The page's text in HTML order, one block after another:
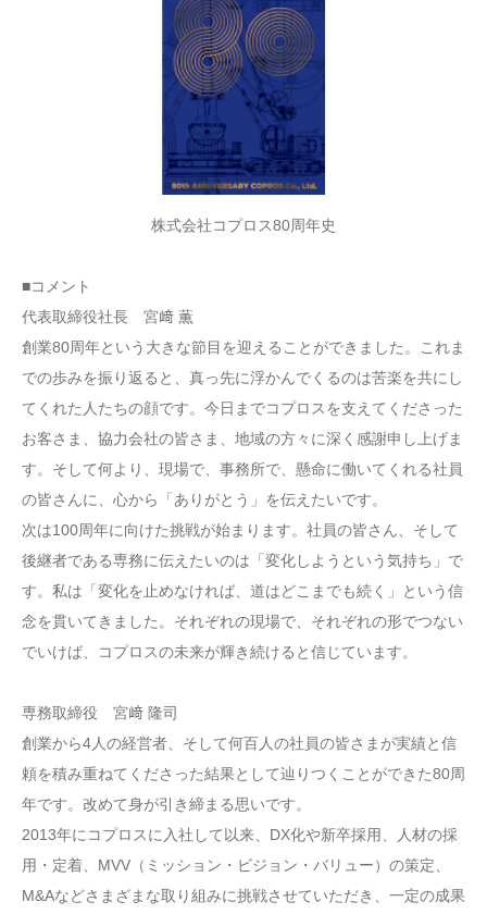
株式会社コプロス80周年史
■コメント
代表取締役社長 宮﨑 薫
創業80周年という大きな節目を迎えることができました。これま
での歩みを振り返ると、真っ先に浮かんでくるのは苦楽を共にし
てくれた人たちの顔です。今日までコプロスを支えてくださった
お客さま、協力会社の皆さま、地域の方々に深く感謝申し上げま
す。そして何より、現場で、事務所で、懸命に働いてくれる社員
の皆さんに、心から「ありがとう」を伝えたいです。
次は100周年に向けた挑戦が始まります。社員の皆さん、そして
後継者である専務に伝えたいのは「変化しようという気持ち」で
す。私は「変化を止めなければ、道はどこまでも続く」という信
念を貫いてきました。それぞれの現場で、それぞれの形でつない
でいけば、コプロスの未来が輝き続けると信じています。
専務取締役 宮﨑 隆司
創業から4人の経営者、そして何百人の社員の皆さまが実績と信
頼を積み重ねてくださった結果として辿りつくことができた80周
年です。改めて身が引き締まる思いです。
2013年にコプロスに入社して以来、DX化や新卒採用、人材の採
用・定着、MVV（ミッション・ビジョン・バリュー）の策定、
M&Aなどさまざまな取り組みに挑戦させていただき、一定の成果